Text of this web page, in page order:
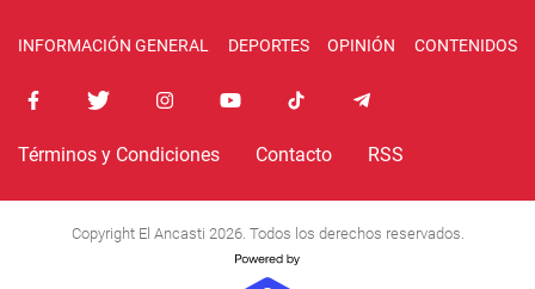
INFORMACIÓN GENERAL DEPORTES OPINIÓN CONTENIDOS
Términos y Condiciones Contacto RSS
Copyright El Ancasti 2026. Todos los derechos reservados.